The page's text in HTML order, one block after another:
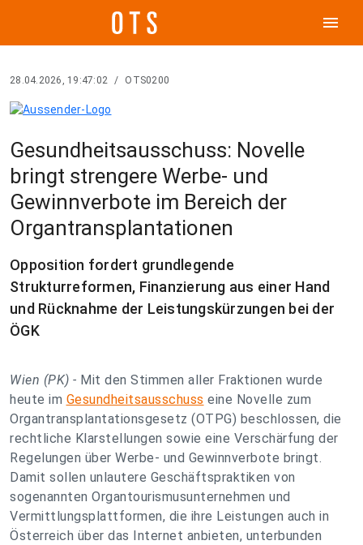
menu
28.04.2026, 19:47:02 / OTS0200
Gesundheitsausschuss: Novelle
bringt strengere Werbe- und
Gewinnverbote im Bereich der
Organtransplantationen
Opposition fordert grundlegende
Strukturreformen, Finanzierung aus einer Hand
und Rücknahme der Leistungskürzungen bei der
ÖGK
Wien (PK) - Mit den Stimmen aller Fraktionen wurde
heute im Gesundheitsausschuss eine Novelle zum
Organtransplantationsgesetz (OTPG) beschlossen, die
rechtliche Klarstellungen sowie eine Verschärfung der
Regelungen über Werbe- und Gewinnverbote bringt.
Damit sollen unlautere Geschäftspraktiken von
sogenannten Organtourismusunternehmen und
Vermittlungsplattformen, die ihre Leistungen auch in
Österreich über das Internet anbieten, unterbunden